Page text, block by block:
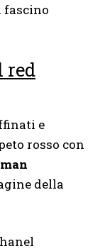
fascino
red
e
rosso con
della